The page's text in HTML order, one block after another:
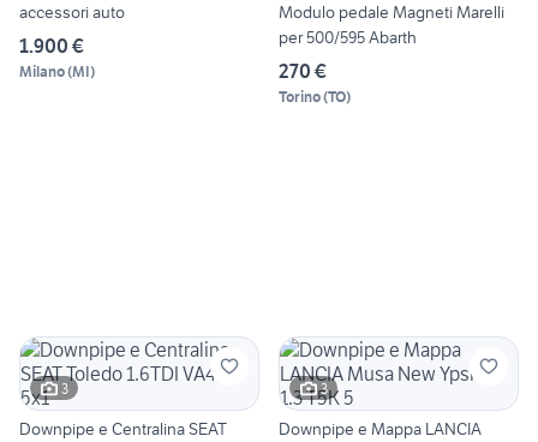
accessori auto
1.900 €
Milano(MI)
Modulo pedale Magneti Marelli
per 500/595 Abarth
270 €
Torino(TO)
3
Downpipe e Centralina SEAT
3
Downpipe e Mappa LANCIA